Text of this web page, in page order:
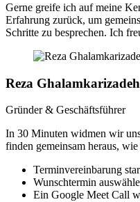
Gerne greife ich auf meine
Erfahrung zurück, um
Schritte zu besprechen. Ich
Reza Ghalamkarizadeh
Gründer & Geschäftsführer
In 30 Minuten widmen wir
finden gemeinsam heraus,
Terminvereinbarung
Wunschtermin
Ein Google Meet Call